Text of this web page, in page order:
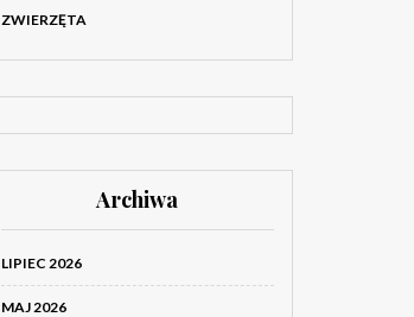
ZWIERZĘTA
Archiwa
LIPIEC 2026
MAJ 2026